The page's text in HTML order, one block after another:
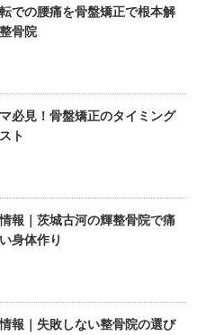
での腰痛を骨盤矯正で根本解
骨院
必見！骨盤矯正のタイミング
ト
報｜茨城古河の輝整骨院で痛
身体作り
報｜失敗しない整骨院の選び